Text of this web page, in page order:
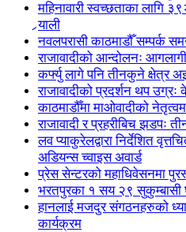
महिनावारी स्वच्छताका लागि
र्‍याली
नवलपरासी काठमाडौँ सम्पर्क
राजावादीको आन्दोलनः
कर्फ्यु लागे पनि तीनकुने क्षेत्र
राजावादीको प्रदर्शन थप
काठमाडौँमा माओवादीको
राजावादी र प्रहरीबिच झडपः
लव प्याकुरेलद्वारा निर्देशित
अडियन्स च्वाइस अवार्ड
प्रेस सेन्टरको महाधिवेसनमा
भरतपुरका १ सय २९ सुकुम्बासी
हानलाई मजदुर संगठनहरुको
कार्यक्रम